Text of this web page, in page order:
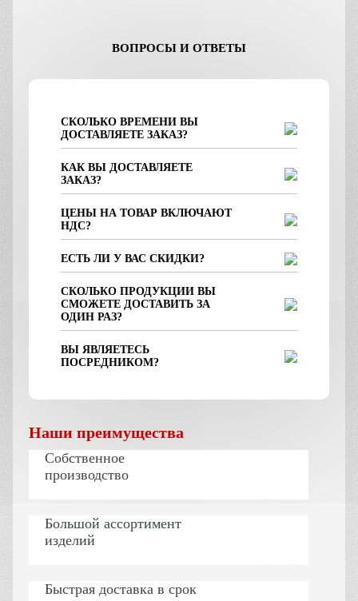
ВОПРОСЫ И ОТВЕТЫ
СКОЛЬКО ВРЕМЕНИ ВЫ
ДОСТАВЛЯЕТЕ ЗАКАЗ?
КАК ВЫ ДОСТАВЛЯЕТЕ
ЗАКАЗ?
ЦЕНЫ НА ТОВАР ВКЛЮЧАЮТ
НДС?
ЕСТЬ ЛИ У ВАС СКИДКИ?
СКОЛЬКО ПРОДУКЦИИ ВЫ
СМОЖЕТЕ ДОСТАВИТЬ ЗА
ОДИН РАЗ?
ВЫ ЯВЛЯЕТЕСЬ
ПОСРЕДНИКОМ?
Наши преимущества
Собственное
производство
Большой ассортимент
изделий
Быстрая доставка в срок